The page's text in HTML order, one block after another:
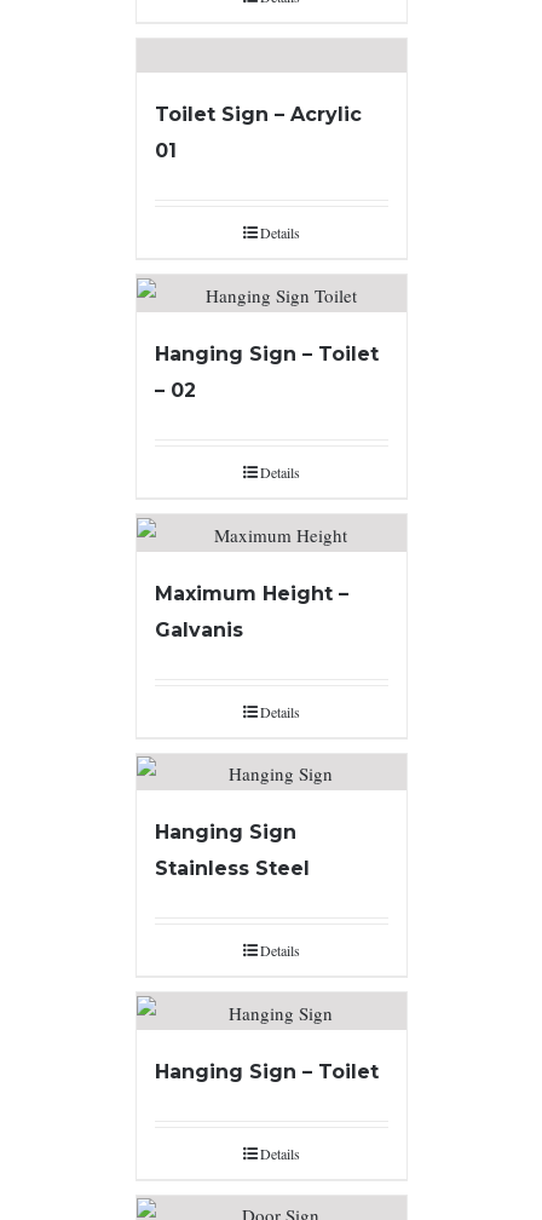
Toilet Sign – Acrylic
01
Details
Hanging Sign – Toilet
– 02
Details
Maximum Height –
Galvanis
Details
Hanging Sign
Stainless Steel
Details
Hanging Sign – Toilet
Details